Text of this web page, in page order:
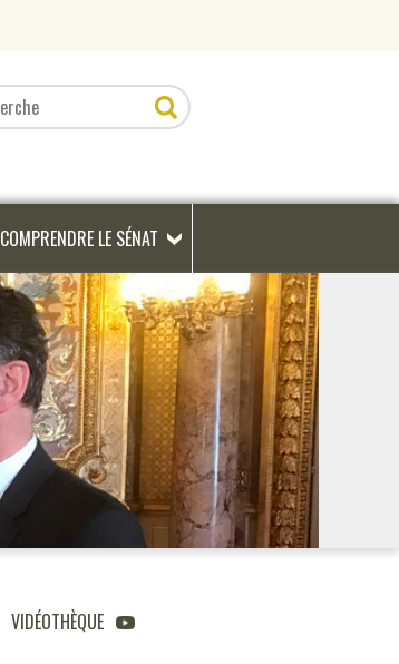
COMPRENDRE LE SÉNAT
VIDÉOTHÈQUE